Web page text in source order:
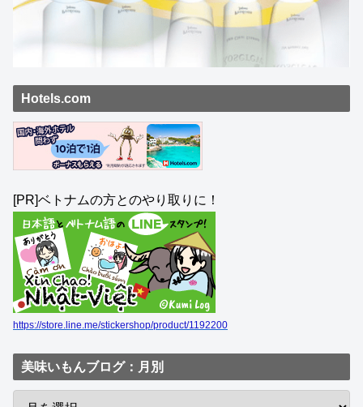
Hotels.com
[PR]ベトナムの方とのやり取りに！
https://store.line.me/stickershop/product/1192200
美味いもんブログ：月別